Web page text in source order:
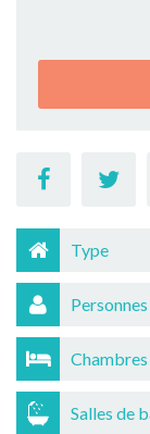
Type
Personnes
Chambres
Salles de